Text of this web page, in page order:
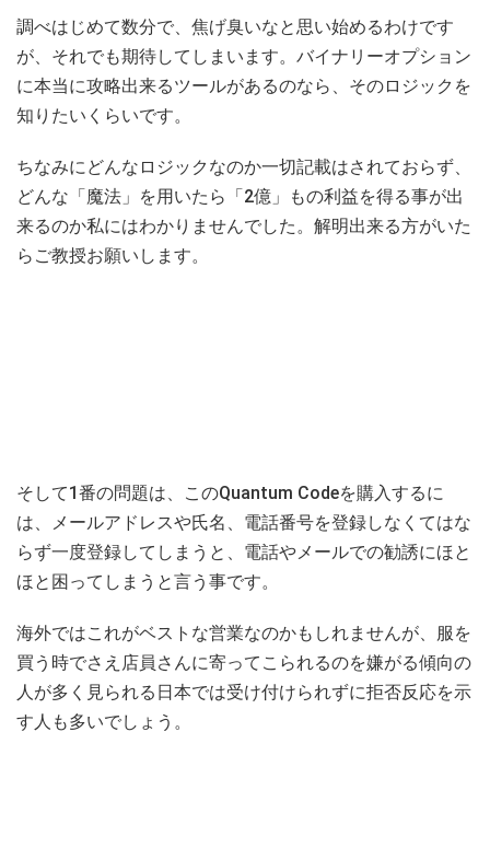
調べはじめて数分で、焦げ臭いなと思い始めるわけです
が、それでも期待してしまいます。バイナリーオプション
に本当に攻略出来るツールがあるのなら、そのロジックを
知りたいくらいです。
ちなみにどんなロジックなのか一切記載はされておらず、
どんな「魔法」を用いたら「2億」もの利益を得る事が出
来るのか私にはわかりませんでした。解明出来る方がいた
らご教授お願いします。
そして1番の問題は、このQuantum Codeを購入するに
は、メールアドレスや氏名、電話番号を登録しなくてはな
らず一度登録してしまうと、電話やメールでの勧誘にほと
ほと困ってしまうと言う事です。
海外ではこれがベストな営業なのかもしれませんが、服を
買う時でさえ店員さんに寄ってこられるのを嫌がる傾向の
人が多く見られる日本では受け付けられずに拒否反応を示
す人も多いでしょう。